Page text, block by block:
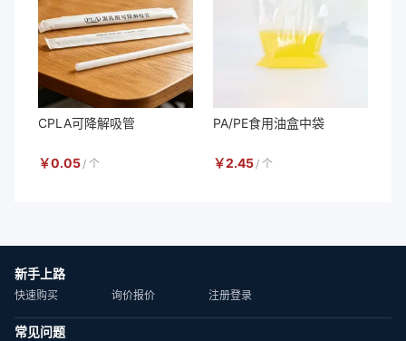
CPLA可降解吸管
￥0.05 / 个
PA/PE食用油盒中袋
￥2.45 / 个
新手上路
快速购买 询价报价 注册登录
常见问题